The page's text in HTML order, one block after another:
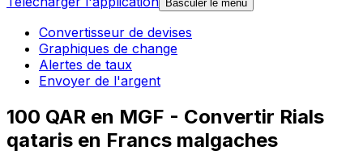
Basculer le menu
Convertisseur de devises
Graphiques de change
Alertes de taux
Envoyer de l'argent
100 QAR en MGF - Convertir Rials
qataris en Francs malgaches